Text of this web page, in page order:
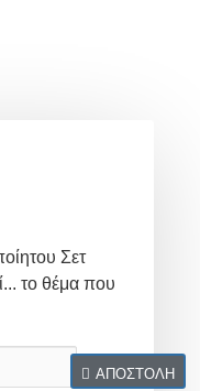
Σετ
το θέμα που
ΑΠΟΣΤΟΛΉ